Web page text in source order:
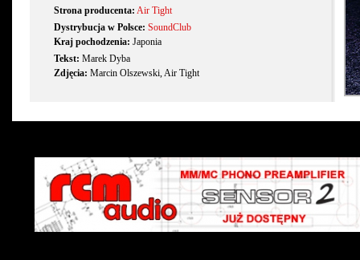
Strona producenta: Air Tight
Dystrybucja w Polsce: SoundClub
Kraj pochodzenia: Japonia
Tekst: Marek Dyba
Zdjęcia: Marcin Olszewski, Air Tight